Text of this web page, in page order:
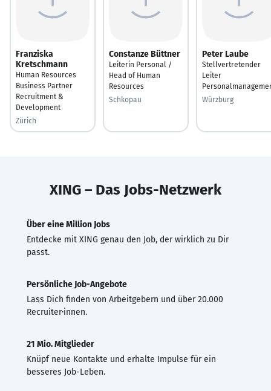
Franziska
Kretschmann
Human Resources
Business Partner
Recruitment &
Development
Zürich
Constanze Büttner
Leiterin Personal /
Head of Human
Resources
Schkopau
Peter Laube
Stellvertretender
Leiter
Würzburg
XING – Das Jobs-Netzwerk
Über eine Million Jobs
Entdecke mit XING genau den Job, der wirklich zu Dir
passt.
Persönliche Job-Angebote
Lass Dich finden von Arbeitgebern und über 20.000
Recruiter·innen.
21 Mio. Mitglieder
Knüpf neue Kontakte und erhalte Impulse für ein
besseres Job-Leben.